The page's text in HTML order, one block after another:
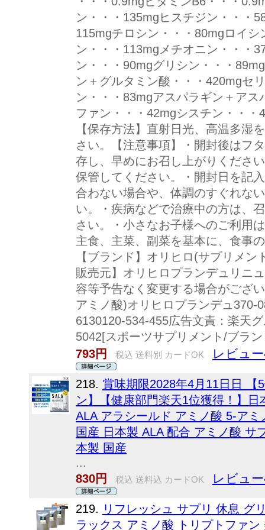
ン・・・135mgヒスチジン・・・
115mgチロシン・・・80mgロイ
ン・・・113mgメチオニン・・・
ン・・・90mgグリシン・・・
ン＋グルタミン酸・・・420mgセ
ン・・・83mgアスパラギン＋ア
ファン・・・42mgシスチン・・
【保存方法】直射日光、高温多湿
さい。【注意事項】・開封後はフ
存し、早めにお召し上がりくださ
保管してください。・開封日を記
合わない場合や、体調のすぐれな
い。・疾病などで治療中の方は、
さい。・小さなお子様へのご利用
主食、主菜、副菜を基本に、食事
【ブランド】オリヒロ(サプリメ
販売元】オリヒロプランデュリニ
容等予告なく変更する場合がご
アミノ酸)オリヒロプランデュ370-
6130120-534-455広告文責：楽天
5042[スポーツサプリメント/ブラ
793円
税込 送料別 カードOK レビュ
218. 賞味期限2028年4月11日日 【
ン】【健康部門楽天1位獲得！】
ALA アラシールド アミノ酸 5-ア
国産 日本製 ALA 配合 アミノ酸 サ
本製 国産
...
830円
税込 送料込 カードOK レビュ
219. リフレッシュ サプリ 休息 グ
ラックス アミノ酸 トリプトファ